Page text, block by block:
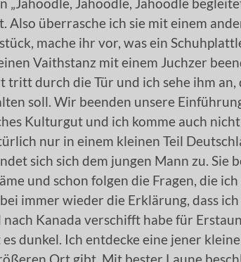
Also überrasche ich sie mit einem
mache ihr vor, was ein
Vaithstanz mit einem Juchzer
tritt durch die Tür und ich sehe ihm an,
soll. Wir beenden unsere
Kulturgut und ich komme auch
nur in einem kleinen Teil
sich sich dem jungen Mann zu. Sie
und schon folgen die Fragen, die
immer wieder die Erklärung, dass
Kanada verschifft habe für
dunkel. Ich entdecke eine jener
Ort gibt. Mit bester Laune